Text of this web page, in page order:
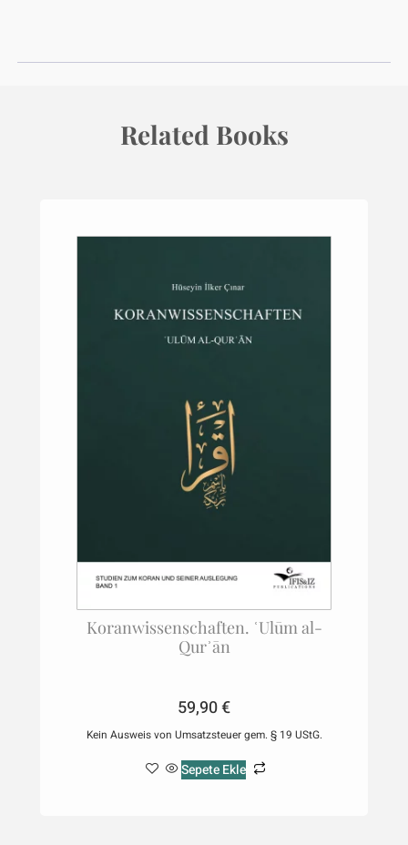
Related Books
Koranwissenschaften. ʿUlūm al-
Qurʾān
59,90€
Kein Ausweis von Umsatzsteuer gem. § 19 UStG.
Sepete Ekle